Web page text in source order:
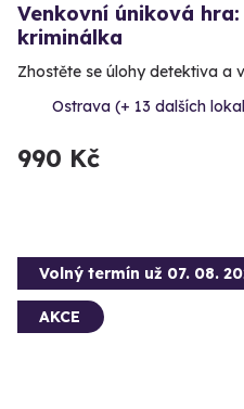
Venkovní úniková
kriminálka
Zhostěte se úlohy detektiva a
Ostrava (+ 13 dalších
990 Kč
Volný termín už 07. 08.
AKCE